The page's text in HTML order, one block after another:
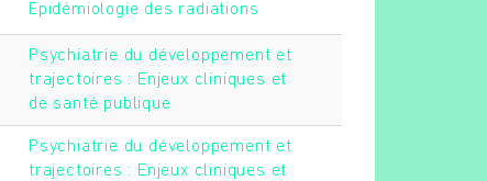
Épidémiologie des radiations
Psychiatrie du développement et
trajectoires : Enjeux cliniques et
de santé publique
Psychiatrie du développement et
trajectoires : Enjeux cliniques et